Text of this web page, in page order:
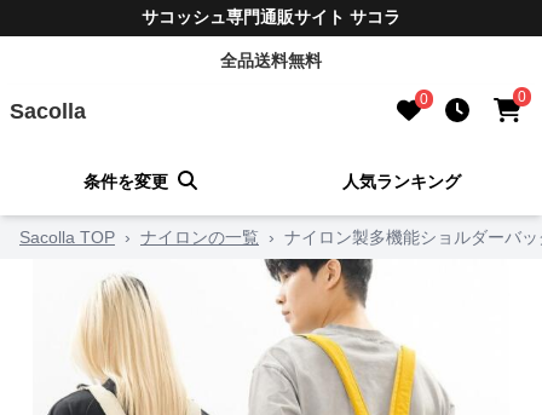
サコッシュ専門通販サイト サコラ
全品送料無料
Sacolla 0 0
条件を変更 人気ランキング
Sacolla TOP › ナイロンの一覧 › ナイロン製多機能ショルダーバ